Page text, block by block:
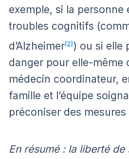
exemple, si la personne
troubles cognitifs
d’Alzheimer[2] ) ou si elle
danger pour elle-même
médecin coordinateur,
famille et l’équipe
préconiser des
En résumé : la liberté